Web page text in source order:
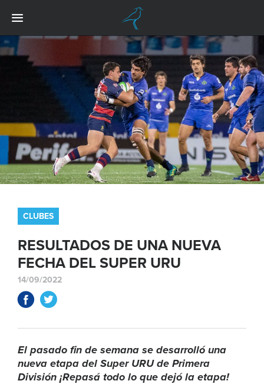
CLUBES
RESULTADOS DE UNA NUEVA
FECHA DEL SUPER URU
14/09/2022
El pasado fin de semana se desarrolló una
nueva etapa del Super URU de Primera
División ¡Repasá todo lo que dejó la etapa!